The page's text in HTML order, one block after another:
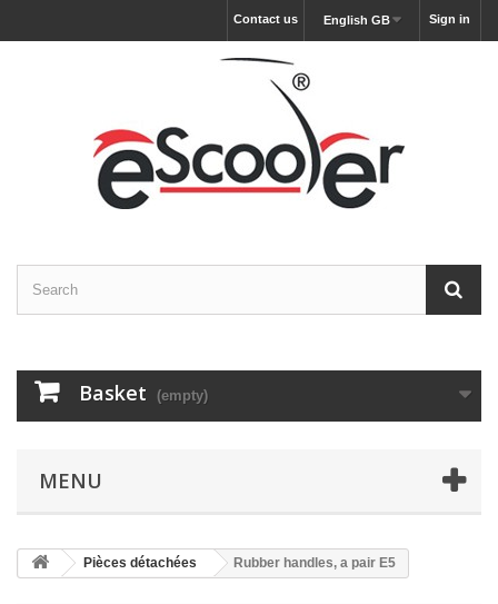
Sign in
English GB
Contact us
Basket (empty)
MENU
Pièces détachées Rubber handles, a pair E5